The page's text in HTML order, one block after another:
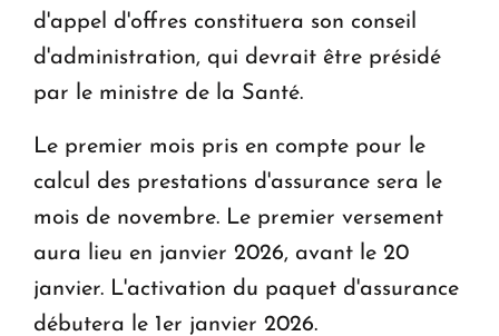
d'appel d'offres constituera son conseil
d'administration, qui devrait être présidé
par le ministre de la Santé.
Le premier mois pris en compte pour le
calcul des prestations d'assurance sera le
mois de novembre. Le premier versement
aura lieu en janvier 2026, avant le 20
janvier. L'activation du paquet d'assurance
débutera le 1er janvier 2026.